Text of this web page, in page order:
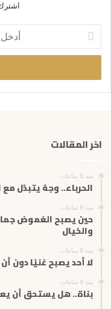
خ
ب
ر
ت
ن
اخر المقالات
منذ 9 ساعات
الحرباء.. وجهٌ يتبدّل
منذ 9 ساعات
حين يصبح الغموض
والخيال
منذ 9 ساعات
لا أحد يصبح غنيًا دون
منذ 9 ساعات
بناة.. هل يستحق أن